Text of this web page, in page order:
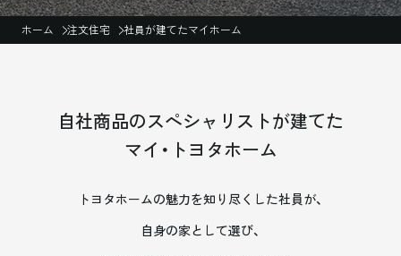
ホーム 注文住宅 社員が建てたマイホーム
自社商品のスペシャリストが建てた
マイ・トヨタホーム
トヨタホームの魅力を知り尽くした社員が、
自身の家として選び、